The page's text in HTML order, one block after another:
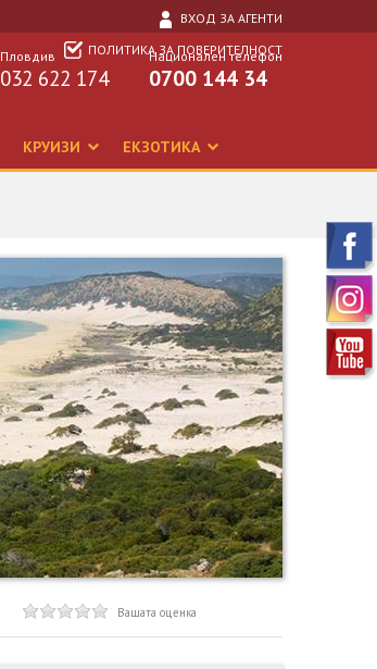
ВХОД ЗА АГЕНТИ
ПОЛИТИКА ЗА ПОВЕРИТЕЛНОСТ
Национален телефон
0700 144 34
Пловдив
032 622 174
КРУИЗИ ЕКЗОТИКА
Вашата оценка